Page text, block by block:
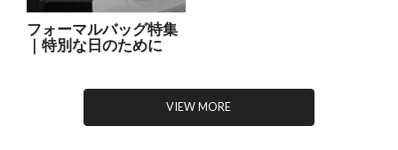
フォーマルバッグ特集
｜特別な日のために
VIEW MORE